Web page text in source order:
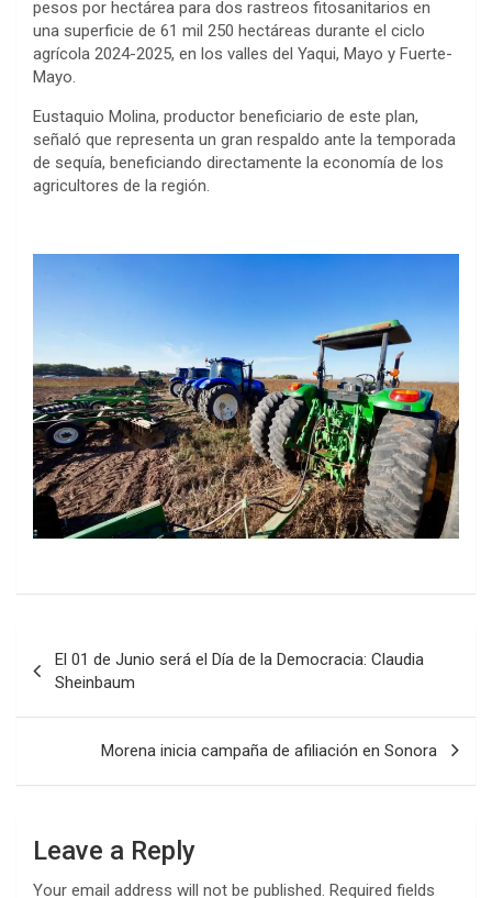
pesos por hectárea para dos rastreos fitosanitarios en
una superficie de 61 mil 250 hectáreas durante el ciclo
agrícola 2024-2025, en los valles del Yaqui, Mayo y Fuerte-
Mayo.
Eustaquio Molina, productor beneficiario de este plan,
señaló que representa un gran respaldo ante la temporada
de sequía, beneficiando directamente la economía de los
agricultores de la región.
navigation
El 01 de Junio será el Día de la Democracia: Claudia
Sheinbaum
Morena inicia campaña de afiliación en Sonora
Leave a Reply
Your email address will not be published. Required fields